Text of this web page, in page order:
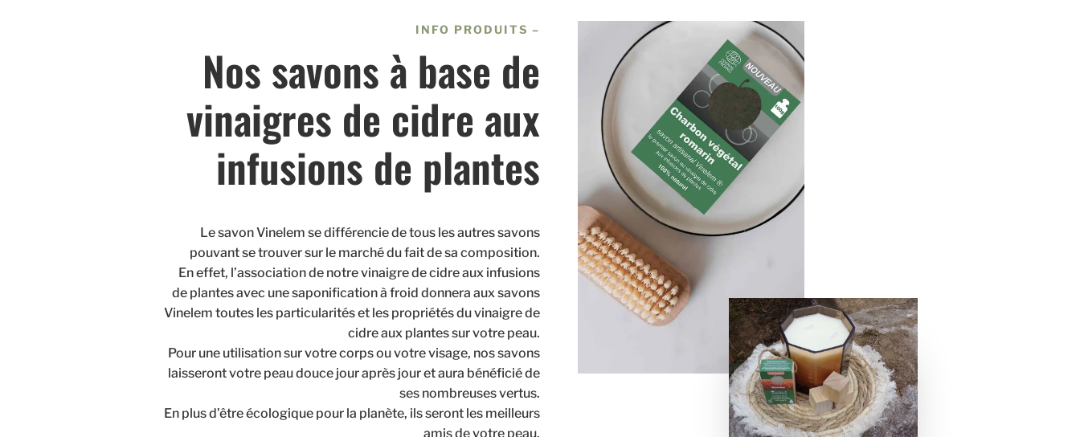
INFO PRODUITS –
Nos savons à base de
vinaigres de cidre aux
infusions de plantes
Le savon Vinelem se différencie de tous les autres savons
pouvant se trouver sur le marché du fait de sa composition.
En effet, l’association de notre vinaigre de cidre aux infusions
de plantes avec une saponification à froid donnera aux savons
Vinelem toutes les particularités et les propriétés du vinaigre de
cidre aux plantes sur votre peau.
Pour une utilisation sur votre corps ou votre visage, nos savons
laisseront votre peau douce jour après jour et aura bénéficié de
ses nombreuses vertus.
En plus d’être écologique pour la planète, ils seront les meilleurs
amis de votre peau.